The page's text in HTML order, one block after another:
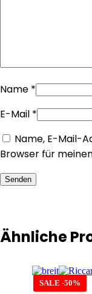
Name *
E-Mail *
Name, E-Mail-
Browser für
Senden
Ähnliche
SALE -50%